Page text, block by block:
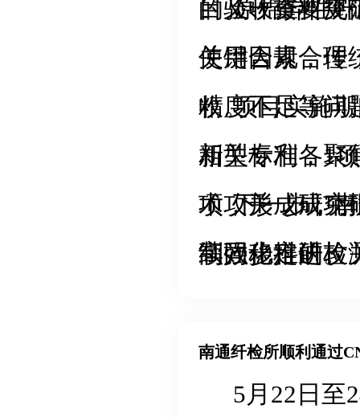
的又一重要突
目验收资料规
使用合规合理
收。
原棉异性
关键因素，传
精度不足等问
相关标准，聚
术攻关，成功
高效稳定的检
项目实施
新型专利各1
项，形成研究
制同步推进。
下一步，
续强化科研攻
纺织家纺产业
力量。
南通纤检所顺利通过
5月22日至